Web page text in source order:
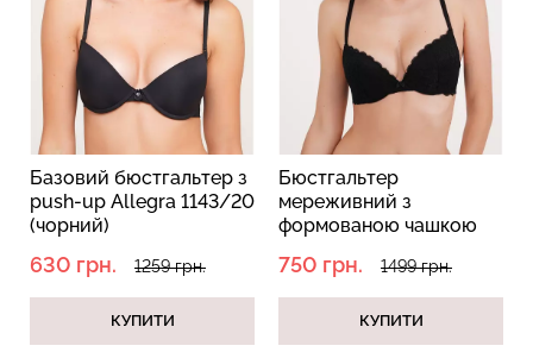
бюстгальтер з
up Allegra 1143/20
грн. 1259 грн.
КУПИТИ
Бюстгальтер
мереживний з
формованою чашкою
black (чорний)
750 грн. 1499 грн.
КУПИТИ